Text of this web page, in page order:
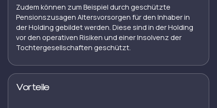
Zudem können zum Beispiel durch geschützte
Pensionszusagen Altersvorsorgen für den Inhaber in
der Holding gebildet werden. Diese sind in der Holding
vor den operativen Risiken und einer Insolvenz der
Tochtergesellschaften geschützt.
Vorteile